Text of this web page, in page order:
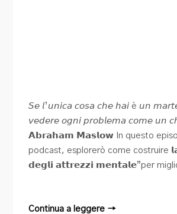
𝘚𝘦 𝘭’𝘶𝘯𝘪𝘤𝘢 𝘤𝘰𝘴𝘢 𝘤𝘩𝘦 𝘩𝘢𝘪 è 𝘶𝘯
𝘷𝘦𝘥𝘦𝘳𝘦 𝘰𝘨𝘯𝘪 𝘱𝘳𝘰𝘣𝘭𝘦𝘮𝘢 𝘤𝘰𝘮𝘦 𝘶𝘯
𝗔𝗯𝗿𝗮𝗵𝗮𝗺 𝗠𝗮𝘀𝗹𝗼𝘄 In questo
podcast, esplorerò come costruire
𝗱𝗲𝗴𝗹𝗶 𝗮𝘁𝘁𝗿𝗲𝘇𝘇𝗶 𝗺𝗲𝗻𝘁𝗮𝗹𝗲”per
Continua a leggere →